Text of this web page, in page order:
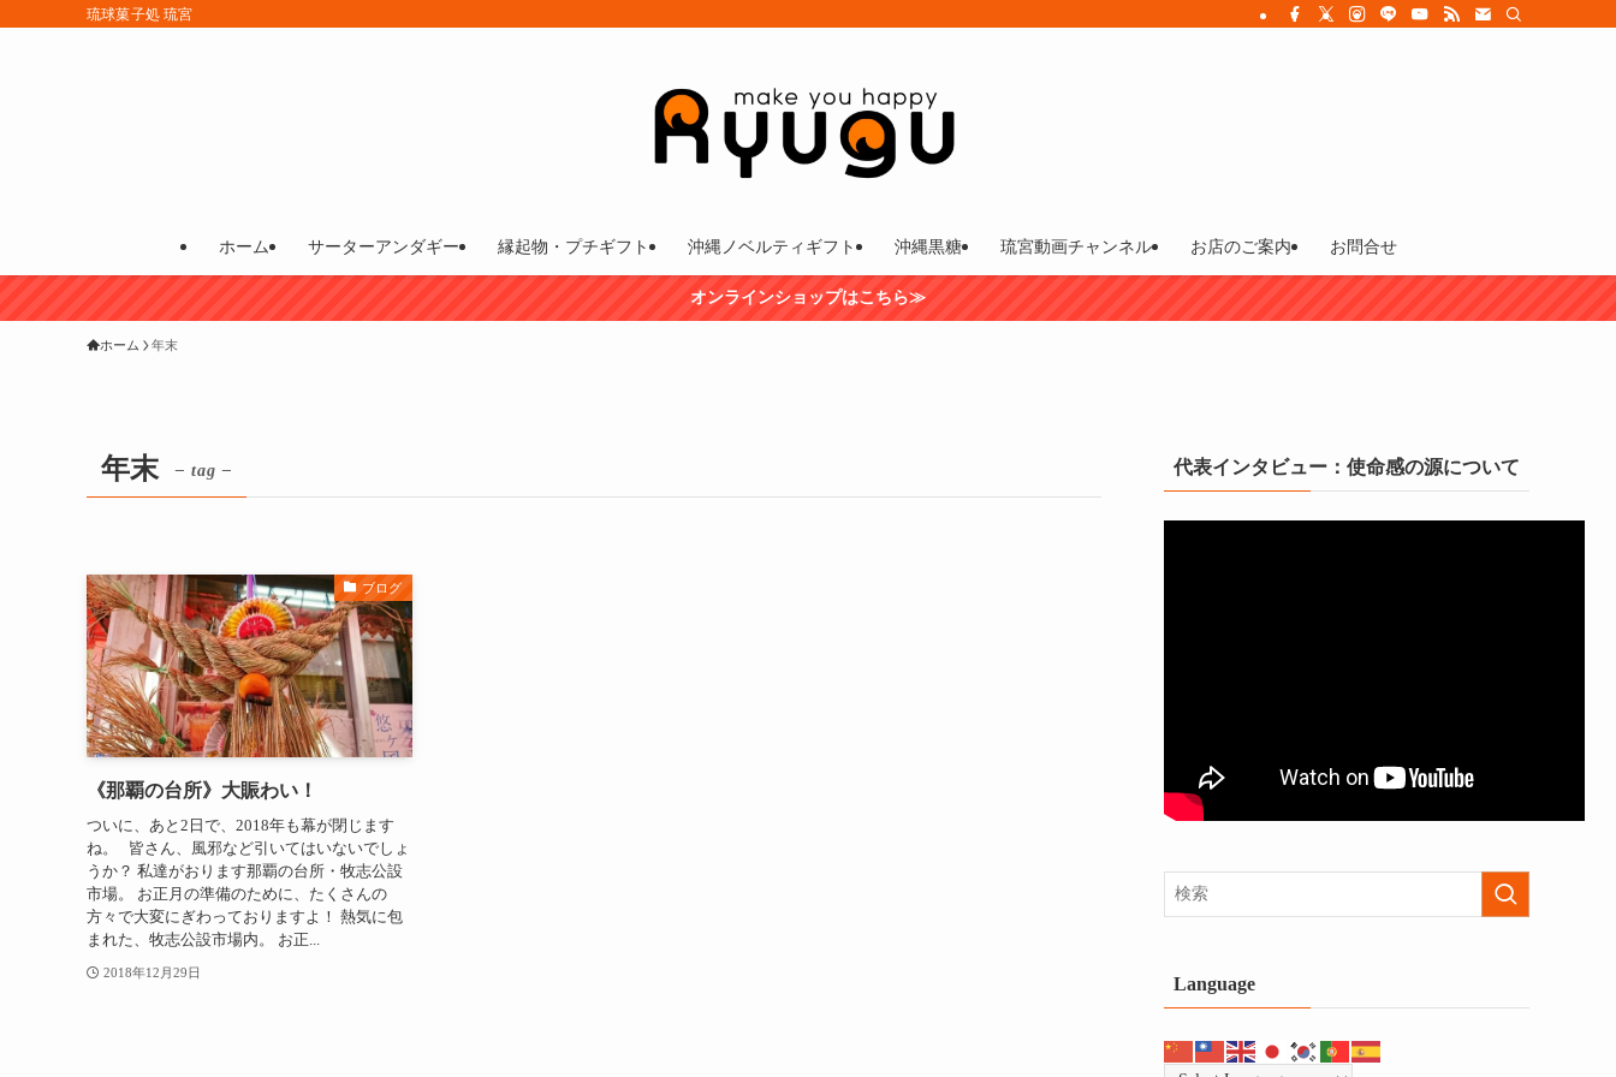
琉球菓子処 琉宮
ホーム サーターアンダギー 縁起物・プチギフト 沖縄ノベルティギフト 沖縄黒糖 琉宮動画チャンネル お店のご案内 お問合せ
オンラインショップはこちら≫
ホーム 年末
年末 – tag –
ブログ
《那覇の台所》大賑わい！
ついに、あと2日で、2018年も幕が閉じます
ね。 皆さん、風邪など引いてはいないでしょ
うか？ 私達がおります那覇の台所・牧志公設
市場。 お正月の準備のために、たくさんの
方々で大変にぎわっておりますよ！ 熱気に包
まれた、牧志公設市場内。 お正...
2018年12月29日
代表インタビュー：使命感の源について
Language